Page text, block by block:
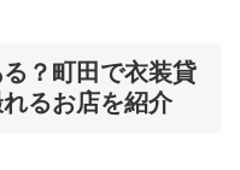
？町田で衣装貸
るお店を紹介